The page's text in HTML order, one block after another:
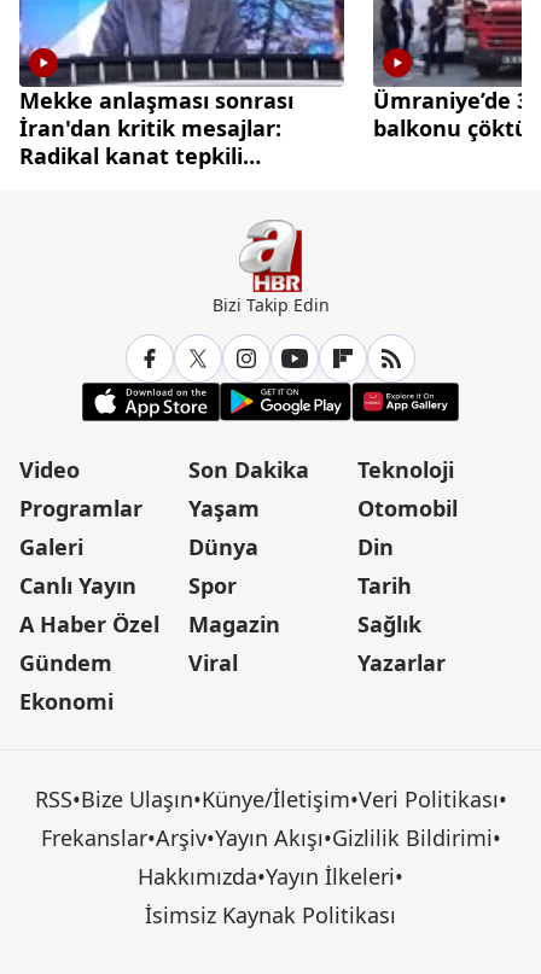
Mekke anlaşması sonrası
İran'dan kritik mesajlar:
Radikal kanat tepkili
Ümraniye’de 3
balkonu çöktü
Bizi Takip Edin
Video
Programlar
Galeri
Canlı Yayın
A Haber Özel
Gündem
Ekonomi
Son Dakika
Yaşam
Dünya
Spor
Magazin
Viral
Teknoloji
Otomobil
Din
Tarih
Sağlık
Yazarlar
RSS•Bize Ulaşın•Künye/İletişim•Veri Politikası•
Frekanslar•Arşiv•Yayın Akışı•Gizlilik Bildirimi•
Hakkımızda•Yayın İlkeleri•
İsimsiz Kaynak Politikası